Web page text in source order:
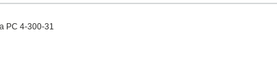
РС 4-300-31